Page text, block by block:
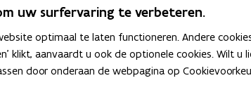
Heb je een
uw surfervaring te verbeteren.
optimaal te laten functioneren. Andere
klikt, aanvaardt u ook de optionele cookies. Wilt
door onderaan de webpagina op